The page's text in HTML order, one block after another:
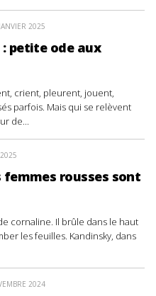
2025
petite ode aux
crient, pleurent, jouent,
parfois. Mais qui se relèvent
de...
femmes rousses sont
cornaline. Il brûle dans le haut
les feuilles. Kandinsky, dans
2024